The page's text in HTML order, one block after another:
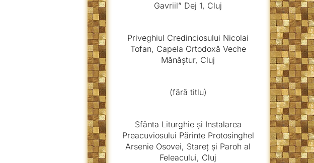
Gavriil” Dej 1, Cluj
Priveghiul Credinciosului Nicolai
Tofan, Capela Ortodoxă Veche
Mănăștur, Cluj
(fără titlu)
Sfânta Liturghie și Instalarea
Preacuviosului Părinte Protosinghel
Arsenie Osovei, Stareț și Paroh al
Feleacului, Cluj